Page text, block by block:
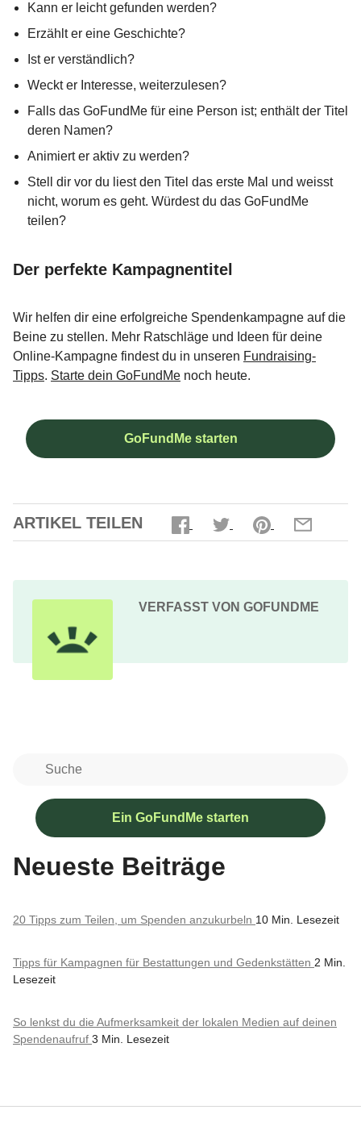
Kann er leicht gefunden werden?
Erzählt er eine Geschichte?
Ist er verständlich?
Weckt er Interesse, weiterzulesen?
Falls das GoFundMe für eine Person ist; enthält der Titel
deren Namen?
Animiert er aktiv zu werden?
Stell dir vor du liest den Titel das erste Mal und weisst
nicht, worum es geht. Würdest du das GoFundMe
teilen?
Der perfekte Kampagnentitel
Wir helfen dir eine erfolgreiche Spendenkampagne auf die
Beine zu stellen. Mehr Ratschläge und Ideen für deine
Online-Kampagne findest du in unseren Fundraising-
Tipps. Starte dein GoFundMe noch heute.
GoFundMe starten
ARTIKEL TEILEN
VERFASST VON GOFUNDME
Ein GoFundMe starten
Neueste Beiträge
20 Tipps zum Teilen, um Spenden anzukurbeln 10 Min. Lesezeit
Tipps für Kampagnen für Bestattungen und Gedenkstätten 2 Min.
Lesezeit
So lenkst du die Aufmerksamkeit der lokalen Medien auf deinen
Spendenaufruf 3 Min. Lesezeit